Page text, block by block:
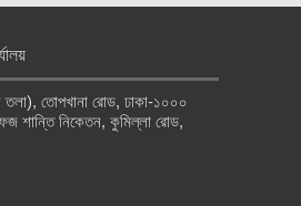
তোপখানা রোড, ঢাকা-১০০০
শান্তি নিকেতন, কুমিল্লা রোড,